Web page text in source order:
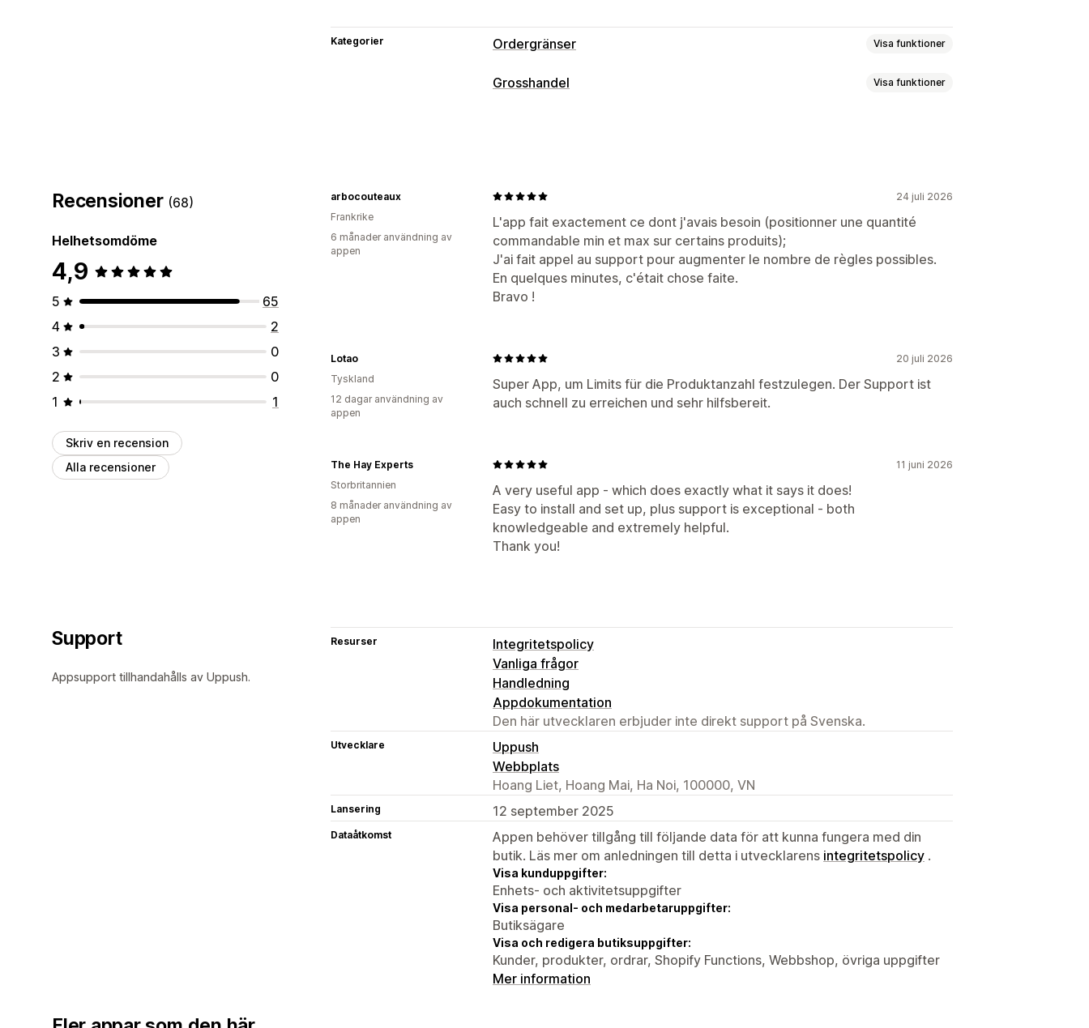
Kategorier Ordergränser Visa funktioner
Gränsregler
Aviseringsinställningar
Varukorgsaviseringar Kassaaviseringar Aviseringar om produktsidan
Popup-fönster
Anpassat varumärke
Anpassade meddelanden
Flera språk Översättning
Grosshandel Visa funktioner
Orderhantering
Minimiorder Ordergränser Produktsynlighet Leveransalternativ
Flera valutor
Recensioner (68)
Helhetsomdöme
4,9
5
65
4
2
3
0
2
0
1
1
Skriv en recension
Alla recensioner
24 juli 2026
L'app fait exactement ce dont j'avais besoin (positionner une quantité
commandable min et max sur certains produits);
J'ai fait appel au support pour augmenter le nombre de règles possibles.
En quelques minutes, c'était chose faite.
Bravo !
arbocouteaux
Frankrike
6 månader användning av
appen
20 juli 2026
Super App, um Limits für die Produktanzahl festzulegen. Der Support ist
auch schnell zu erreichen und sehr hilfsbereit.
Lotao
Tyskland
12 dagar användning av
appen
11 juni 2026
A very useful app - which does exactly what it says it does!
Easy to install and set up, plus support is exceptional - both
knowledgeable and extremely helpful.
Thank you!
The Hay Experts
Storbritannien
8 månader användning av
appen
Support
Appsupport tillhandahålls av Uppush.
Resurser
Integritetspolicy
Vanliga frågor
Handledning
Appdokumentation
Den här utvecklaren erbjuder inte direkt support på Svenska.
Utvecklare
Uppush
Webbplats
Hoang Liet, Hoang Mai, Ha Noi, 100000, VN
Lansering 12 september 2025
Dataåtkomst
Appen behöver tillgång till följande data för att kunna fungera med din
butik. Läs mer om anledningen till detta i utvecklarens integritetspolicy .
Visa kunduppgifter:
Enhets- och aktivitetsuppgifter
Visa personal- och medarbetaruppgifter:
Butiksägare
Visa och redigera butiksuppgifter:
Kunder, produkter, ordrar, Shopify Functions, Webbshop, övriga uppgifter
Mer information